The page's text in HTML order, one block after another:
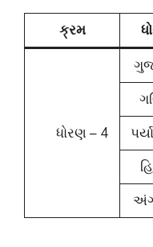
ક્રમ
ધોરણ – 4